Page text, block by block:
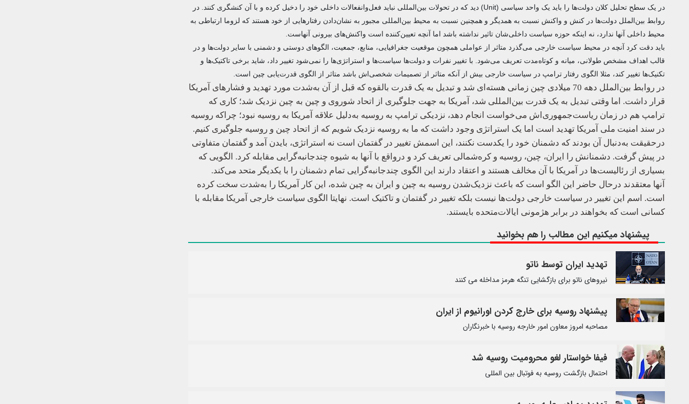
در یک سطح تحلیل کلان‌ دولت‌ها را باید یک واحد سیاسی (Unit) دید که در تحولات بین‌المللی نباید فعل‌وانفعالات داخلی خود را دخیل کرده و با آن کنشگری کنند. در
روابط بین‌الملل دولت‌ها در کنش و واکنش نسبت به همدیگر و همچنین نسبت به محیط بین‌المللی مجبور به نشان‌دادن رفتارهایی از خود هستند که لزوما ارتباطی به
محیط داخلی آنها ندارد، نه اینکه حوزه سیاست داخلی‌شان تاثیر نداشته باشد اما آنچه تعیین‌کننده است واکنش‌های بیرونی آنهاست.
باید دقت کرد آنچه در محیط سیاست خارجی می‌گذرد متاثر از عواملی همچون موقعیت جغرافیایی، منابع، جمعیت، الگوهای دوستی و دشمنی با سایر دولت‌ها و در
قالب اهداف مشخص طولانی، میانه و کوتاه‌مدت تعریف می‌شود. با تغییر نفرات و دولت‌ها سیاست‌ها و استراتژی‌ها را نمی‌شود تغییر داد، شاید برخی تاکتیک‌ها و
تکنیک‌ها تغییر کند، مثلا الگوی رفتار ترامپ در سیاست خارجی بیش از آنکه متاثر از تصمیمات شخصی‌اش باشد متاثر از الگوی قدرت‌یابی چین است.
در روابط بین‌الملل دهه 70 میلادی چین زمانی هسته‌ای شد و تبدیل به یک قدرت بالقوه که قبل از آن به‌شدت مورد تهدید و فشارهای آمریکا
قرار داشت. اما وقتی تبدیل به یک قدرت بین‌المللی شد، آمریکا به جهت جلوگیری از اتحاد شوروی و چین به چین نزدیک شد؛ کاری که
ترامپ هم در زمان ریاست‌جمهوری‌اش می‌خواست انجام دهد، نزدیکی ترامپ به روسیه به‌دلیل علاقه آمریکا به روسیه نبود؛ چراکه روسیه
در سند امنیت ملی آمریکا تهدید است اما یک استراتژی وجود داشت که ما به روسیه نزدیک شویم که از اتحاد چین و روسیه جلوگیری کنیم.
درحقیقت به‌دنبال آن بودند که دشمنان خود را یکدست نکنند، این اسمش تغییر در گفتمان است نه استراتژی، بایدن آمد و گفتمان متفاوتی
در پیش گرفت. دشمنانش را ایران، چین، روسیه و کره‌شمالی تعریف کرد و درواقع با آنها به شیوه چندجانبه‌گرایی مقابله کرد. الگویی که
بسیاری از رئالیست‌ها در آمریکا با آن مخالف هستند و اعتقاد دارند این الگوی چندجانبه‌گرایی تمام دشمنان را با یکدیگر متحد می‌کند.
آنها معتقدند درحال حاضر این الگو است که باعث نزدیک‌شدن روسیه به چین و ایران به چین شده، این کار آمریکا را به‌شدت سخت کرده
است. اسم این تغییر در سیاست خارجی دولت‌ها نیست بلکه تغییر در گفتمان و تاکتیک است. نهایتا الگوی سیاست خارجی آمریکا مقابله با
کسانی است که بخواهند در برابر هژمونی ایالات‌متحده بایستند.
پیشنهاد میکنیم این مطالب را هم بخوانید
تهدید ایران توسط ناتو
نیروهای ناتو برای بازگشایی تنگه هرمز مداخله می کنند
پیشنهاد روسیه برای خارج کردن اورانیوم از ایران
مصاحبه امروز معاون امور خارجه روسیه با خبرنگاران
فیفا خواستار لغو محرومیت روسیه شد
احتمال بازگشت روسیه به فوتبال بین المللی